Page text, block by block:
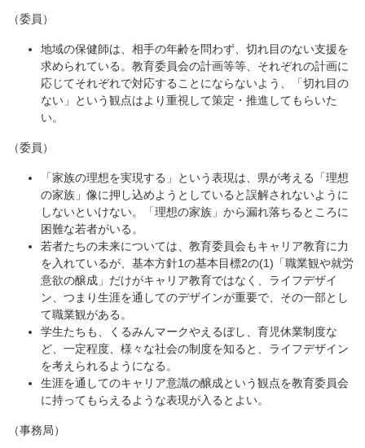
（委員）
地域の保健師は、相手の年齢を問わず、切れ目のない支援を
求められている。教育委員会の計画等等、それぞれの計画に
応じてそれぞれで対応することにならないよう、「切れ目の
ない」という観点はより重視して策定・推進してもらいた
い。
（委員）
「家族の理想を実現する」という表現は、県が考える「理想
の家族」像に押し込めようとしていると誤解されないように
しないといけない。「理想の家族」から漏れ落ちるところに
困難な若者がいる。
若者たちの未来については、教育委員会もキャリア教育に力
を入れているが、基本方針1の基本目標2の(1)「職業観や就労
意欲の醸成」だけがキャリア教育ではなく、ライフデザイ
ン、つまり生涯を通してのデザインが重要で、その一部とし
て職業観がある。
学生たちも、くるみんマークやえるぼし、育児休業制度な
ど、一定程度、様々な社会の制度を知ると、ライフデザイン
を考えられるようになる。
生涯を通してのキャリア意識の醸成という観点を教育委員会
に持ってもらえるような表現が入るとよい。
（事務局）